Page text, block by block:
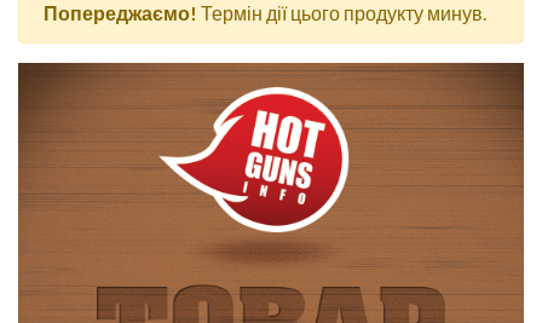
Попереджаємо! Термін дії цього продукту минув.